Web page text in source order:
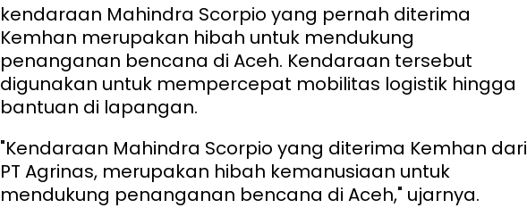
kendaraan Mahindra Scorpio yang pernah diterima
Kemhan merupakan hibah untuk mendukung
penanganan bencana di Aceh. Kendaraan tersebut
digunakan untuk mempercepat mobilitas logistik hingga
bantuan di lapangan.
"Kendaraan Mahindra Scorpio yang diterima Kemhan dari
PT Agrinas, merupakan hibah kemanusiaan untuk
mendukung penanganan bencana di Aceh," ujarnya.